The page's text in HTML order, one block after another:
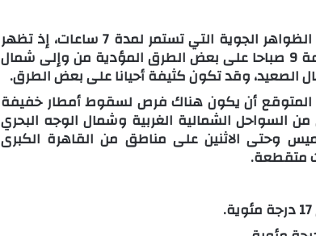
حذرت الهيئة العامة للأرصاد الجوية من إحدى الظواهر الجوية التي تستمر لمدة 7 ساعات، إذ تظهر
الشبورة المائية بدء من الساعة 2 وحتى الساعة 9 صباحا على بعض الطرق المؤدية من وإلى شمال
الصعيد، وقد تكون كثيفة أحيانا على بعض الطرق.
المتوقع أن يكون هناك فرص لسقوط أمطار خفيفة
على مناطق من السواحل الشمالية الغربية وشمال الوجه البحري
وحتى الاثنين على مناطق من القاهرة الكبرى
متقطعة.